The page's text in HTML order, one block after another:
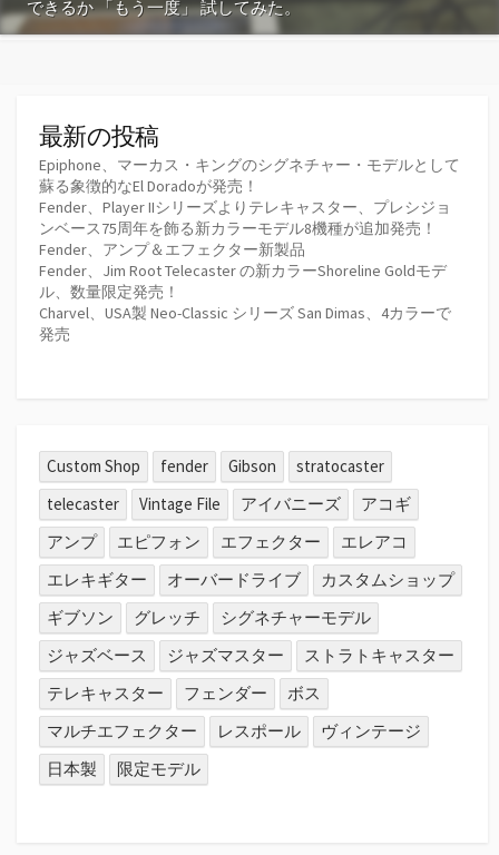
できるか 「もう一度」 試してみた。
最新の投稿
Epiphone、マーカス・キングのシグネチャー・モデルとして
蘇る象徴的なEl Doradoが発売！
Fender、Player IIシリーズよりテレキャスター、プレシジョ
ンベース75周年を飾る新カラーモデル8機種が追加発売！
Fender、アンプ＆エフェクター新製品
Fender、Jim Root Telecaster の新カラーShoreline Goldモデ
ル、数量限定発売！
Charvel、USA製 Neo-Classic シリーズ San Dimas、4カラーで
発売
Custom Shop fender Gibson
stratocaster
telecaster
Vintage File アイバニーズ
アコギ
アンプ
エピフォン エフェクター
エレアコ
エレキギター
オーバードライブ
カスタムショップ
ギブソン
グレッチ
シグネチャーモデル
ジャズベース
ジャズマスター
ストラトキャスター
テレキャスター
フェンダー
ボス
マルチエフェクター
レスポール
ヴィンテージ
日本製
限定モデル